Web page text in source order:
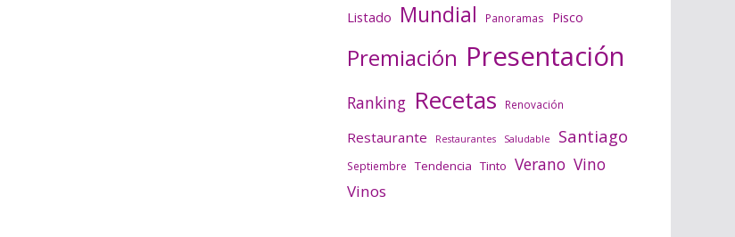
Listado Mundial Panoramas Pisco
Premiación Presentación
Ranking Recetas Renovación
Restaurante Restaurantes Saludable Santiago
Septiembre Tendencia Tinto Verano Vino
Vinos